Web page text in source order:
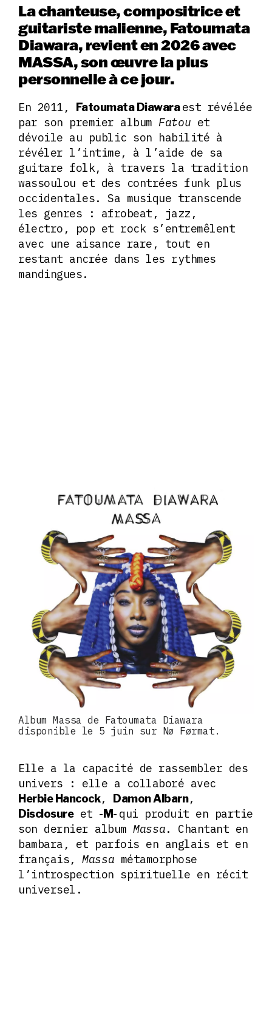
La chanteuse, compositrice et
guitariste malienne, Fatoumata
Diawara, revient en 2026 avec
MASSA, son œuvre la plus
personnelle à ce jour.
En 2011, Fatoumata Diawaraest révélée
par son premier album Fatou et
dévoile au public son habilité à
révéler l’intime, à l’aide de sa
guitare folk, à travers la tradition
wassoulou et des contrées funk plus
occidentales. Sa musique transcende
les genres : afrobeat, jazz,
électro, pop et rock s’entremêlent
avec une aisance rare, tout en
restant ancrée dans les rythmes
mandingues.
Album Massa de Fatoumata Diawara
disponible le 5 juin sur Nø Førmat.
Elle a la capacité de rassembler des
univers : elle a collaboré avec
Herbie Hancock, Damon Albarn,
Disclosureet -M- qui produit en partie
son dernier album Massa. Chantant en
bambara, et parfois en anglais et en
français, Massa métamorphose
l’introspection spirituelle en récit
universel.